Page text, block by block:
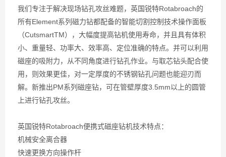
我们专注于解决现场钻孔攻丝难题，英国锐特Rotabroach的
所有Element系列磁力钻都配备的智能切割控制技术操作面板
（CutsmartTM），大幅度提高钻机使用寿命，并且具有体积
小、重量轻、功率大、效率高、定位准确的特点。并可以利用
磁座的吸附力，从不同角度进行钻孔作业。与取芯钻头配合使
用，则效果更佳，对一定厚度的不锈钢钻孔问题也能迎刃而
解。新推出PM系列磁座钻，可在管壁厚度3.5mm以上的圆管
上进行钻孔攻丝。
英国锐特Rotabroach便携式磁座钻机技术特点：
机械安全离合器
快速更换方向操作杆